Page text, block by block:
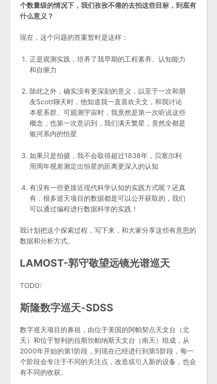
个数量级的情况下，我们孜孜不倦的去拍这些目标，到底有
什么意义？
现在，这个问题的答案暂时是这样：
正是观测实践，培养了我早期的工程素养、认知能力
和自驱力
除此之外，确实没有更深刻的意义，以至于一次和朋
友Scott聊天时，他知道我一直喜欢天文，和我讨论
本星系群、可观测宇宙时，我竟然是第一次听说这些
概念，也第一次意识到，我们满天繁星，竟然全都是
银河系内的恒星
如果只是拍摄，我不会取得超过1838年，贝塞尔利
用周年视差测定出恒星的距离更深入的认知
有没有一些更接近现代科学认知的实践方式呢？还真
有，很多巡天项目的数据都是可以公开获取的，我们
可以通过编程进行数据科学的实践！
我计划把这个探索过程，写下来，和大家分享这些有意思的
数据和分析方式。
LAMOST-郭守敬望远镜光谱巡天
TODO:
斯隆数字巡天-SDSS
数字巡天项目的鼻祖，由位于美国的阿帕契点天文台（北
天）和位于智利的拉斯坎帕纳斯天文台（南天）组成，从
2000年开始的第1阶段，到现在已经进行到第5阶段，每一
个阶段会专注于不同的关注点，改造或引入新的设备，也会
有不同的收获。